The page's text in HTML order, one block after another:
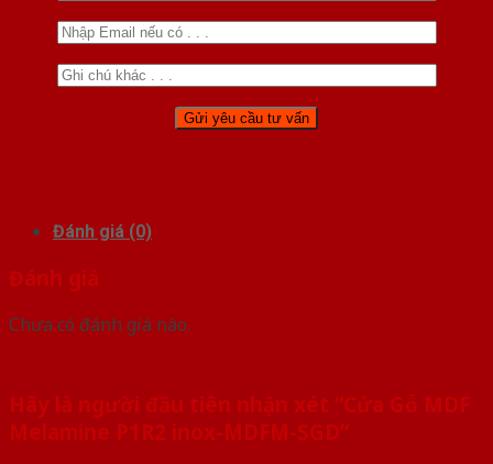
Đánh giá (0)
Đánh giá
Chưa có đánh giá nào.
Hãy là người đầu tiên nhận xét “Cửa Gỗ MDF
Melamine P1R2 inox-MDFM-SGD”